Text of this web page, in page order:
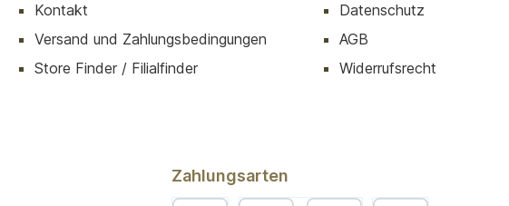
Kontakt
Versand und Zahlungsbedingungen
Store Finder / Filialfinder
Datenschutz
AGB
Widerrufsrecht
Zahlungsarten